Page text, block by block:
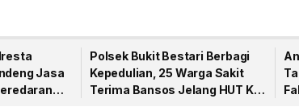
Jasa
Polsek Bukit Bestari Berbagi
Kepedulian, 25 Warga Sakit
Terima Bansos Jelang HUT Ke-